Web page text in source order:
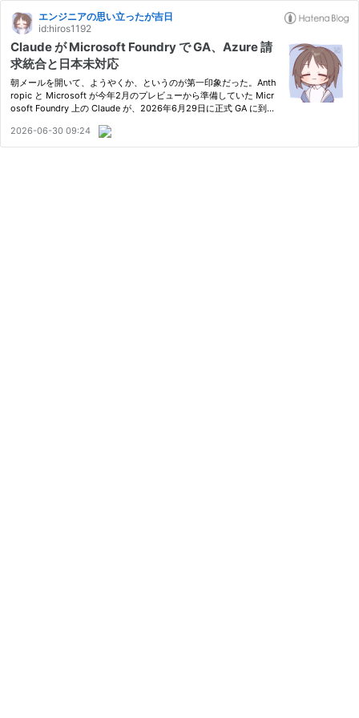
エンジニアの思い立ったが吉日
id:hiros1192
Claude が Microsoft Foundry で GA、Azure 請
求統合と日本未対応
朝メールを開いて、ようやくか、というのが第一印象だった。Anth
ropic と Microsoft が今年2月のプレビューから準備していた Micr
osoft Foundry 上の Claude が、2026年6月29日に正式 GA に到達
なり、利用料が Azure コミットを消化する設計になっている。…
2026-06-30 09:24